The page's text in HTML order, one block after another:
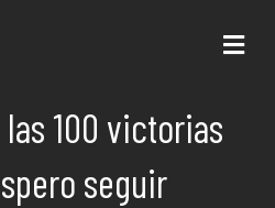
100 victorias
seguir